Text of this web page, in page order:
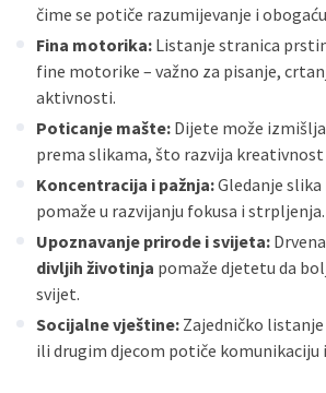
čime se potiče razumijevanje i
Fina motorika: Listanje stranica
fine motorike – važno za pisanje,
aktivnosti.
Poticanje mašte: Dijete može
prema slikama, što razvija
Koncentracija i pažnja:Gledanje
pomaže u razvijanju fokusa i strpljenja.
Upoznavanje prirode i svijeta:
divljih životinja pomaže djetetu da
svijet.
Socijalne vještine: Zajedničko
ili drugim djecom potiče komunikaciju